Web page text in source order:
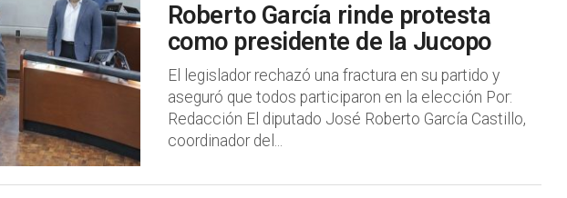
Roberto García rinde protesta
como presidente de la Jucopo
El legislador rechazó una fractura en su partido y
aseguró que todos participaron en la elección Por:
Redacción El diputado José Roberto García Castillo,
coordinador del...